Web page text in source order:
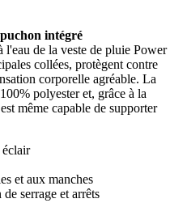
intégré
l'eau de la veste de pluie Power
collées, protègent contre
corporelle agréable. La
polyester et, grâce à la
même capable de supporter
éclair
et aux manches
serrage et arrêts